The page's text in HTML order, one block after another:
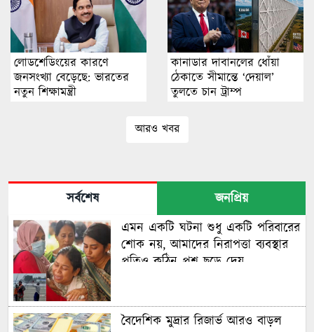
লোডশেডিংয়ের কারণে
জনসংখ্যা বেড়েছে: ভারতের
নতুন শিক্ষামন্ত্রী
কানাডার দাবানলের ধোঁয়া
ঠেকাতে সীমান্তে ‘দেয়াল’
তুলতে চান ট্রাম্প
আরও খবর
সর্বশেষ
জনপ্রিয়
এমন একটি ঘটনা শুধু একটি পরিবারের
শোক নয়, আমাদের নিরাপত্তা ব্যবস্থার
প্রতিও কঠিন প্রশ্ন ছুড়ে দেয়
বৈদেশিক মুদ্রার রিজার্ভ আরও বাড়ল